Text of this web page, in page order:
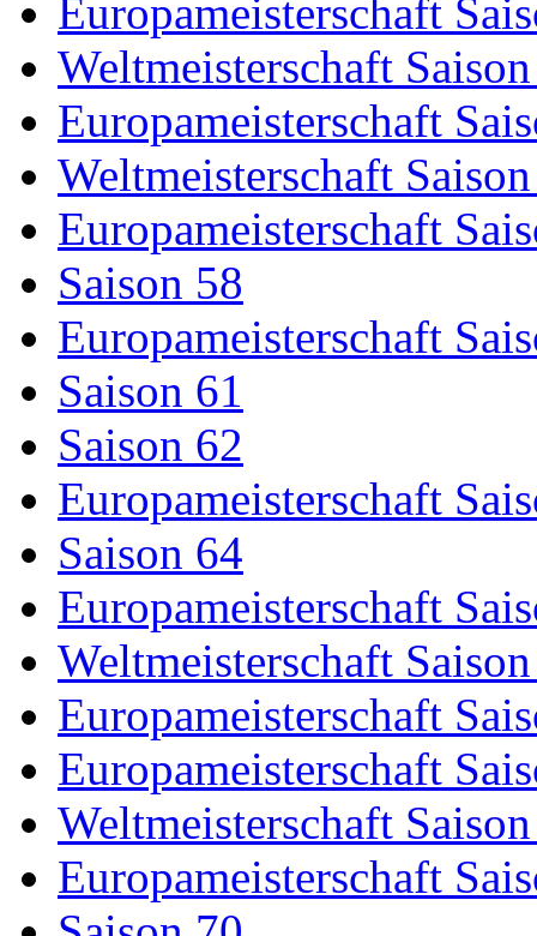
Europameisterschaft
Weltmeisterschaft
Europameisterschaft
Weltmeisterschaft
Europameisterschaft
Saison 58
Europameisterschaft
Saison 61
Saison 62
Europameisterschaft
Saison 64
Europameisterschaft
Weltmeisterschaft
Europameisterschaft
Europameisterschaft
Weltmeisterschaft
Europameisterschaft